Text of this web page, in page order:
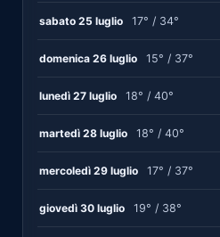
sabato 25 luglio 17° / 34°
domenica 26 luglio 15° / 37°
lunedì 27 luglio 18° / 40°
martedì 28 luglio 18° / 40°
mercoledì 29 luglio 17° / 37°
giovedì 30 luglio 19° / 38°